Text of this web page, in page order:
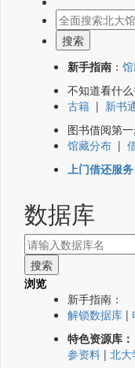
新手指南 ：
不知道看什么
古籍 | 新书
图书借阅第一
馆藏分布 |
上门借还服务
数据库
浏览
新手指南：
解锁数据库 |
特色资源库：
参资料 | 北大